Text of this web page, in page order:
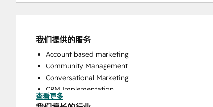
我们提供的服务
Account based marketing
Community Management
Conversational Marketing
CRM Implementation
CRM Migration
查看更多